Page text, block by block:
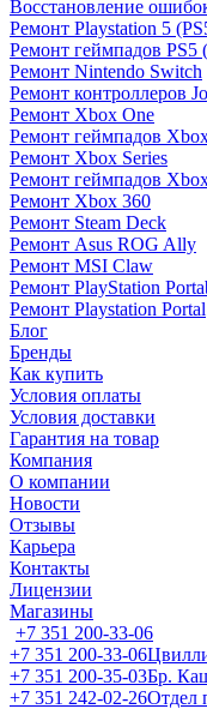
Восстановление
Ремонт Playstation 5
Ремонт геймпадов PS5
Ремонт Nintendo Switch
Ремонт контроллеров
Ремонт Xbox One
Ремонт геймпадов
Ремонт Xbox Series
Ремонт геймпадов
Ремонт Xbox 360
Ремонт Steam Deck
Ремонт Asus ROG Ally
Ремонт MSI Claw
Ремонт PlayStation
Ремонт Playstation Portal
Блог
Бренды
Как купить
Условия оплаты
Условия доставки
Гарантия на товар
Компания
О компании
Новости
Отзывы
Карьера
Контакты
Лицензии
Магазины
+7 351 200-33-06
+7 351 200-33-06
+7 351 200-35-03Бр.
+7 351 242-02-26Отдел